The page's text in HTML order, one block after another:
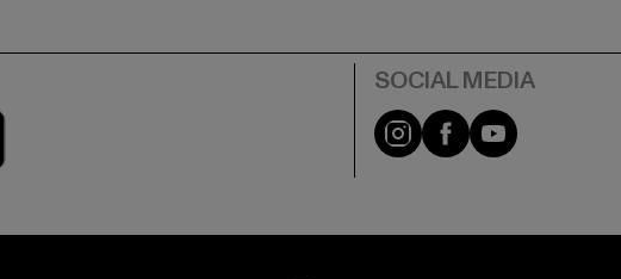
Instagram
FacebookYouTube